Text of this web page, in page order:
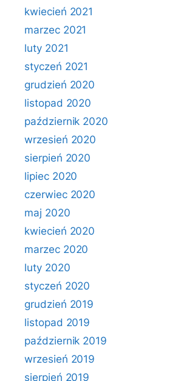
kwiecień 2021
marzec 2021
luty 2021
styczeń 2021
grudzień 2020
listopad 2020
październik 2020
wrzesień 2020
sierpień 2020
lipiec 2020
czerwiec 2020
maj 2020
kwiecień 2020
marzec 2020
luty 2020
styczeń 2020
grudzień 2019
listopad 2019
październik 2019
wrzesień 2019
sierpień 2019